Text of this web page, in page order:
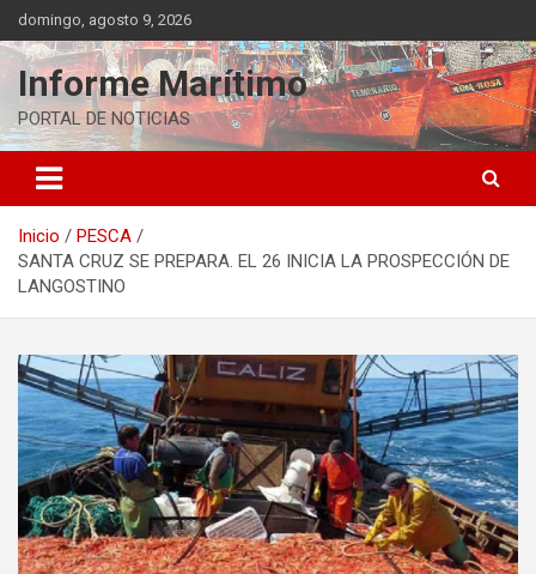
Saltar
al
contenido
domingo, agosto 9, 2026
Informe Marítimo
PORTAL DE NOTICIAS
Inicio
PESCA
SANTA CRUZ SE PREPARA. EL 26 INICIA LA PROSPECCIÓN DE
LANGOSTINO